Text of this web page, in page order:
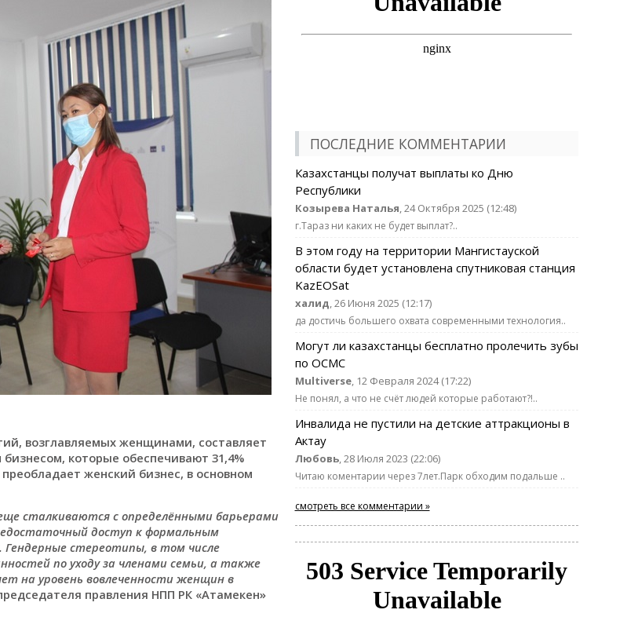
возглавляемых женщинами, составляет
которые обеспечивают 31,4%
женский бизнес, в основном
сталкиваются с определёнными барьерами
доступ к формальным
Гендерные стереотипы, в том числе
по уходу за членами семьи, а также
на уровень вовлеченности женщин в
правления НПП РК «Атамекен»
ПОСЛЕДНИЕ КОММЕНТАРИИ
Казахстанцы получат выплаты ко Дню
Республики
Козырева Наталья, 24 Октября 2025 (12:48)
г.Тараз ни каких не будет выплат?..
В этом году на территории Мангистауской
области будет установлена спутниковая станция
KazEOSat
халид, 26 Июня 2025 (12:17)
да достичь большего охвата современными технология..
Могут ли казахстанцы бесплатно пролечить зубы
по ОСМС
Multiverse, 12 Февраля 2024 (17:22)
Не понял, а что не счёт людей которые работают?!..
Инвалида не пустили на детские аттракционы в
Актау
Любовь, 28 Июля 2023 (22:06)
Читаю коментарии через 7лет.Парк обходим подальше ..
смотреть все комментарии »